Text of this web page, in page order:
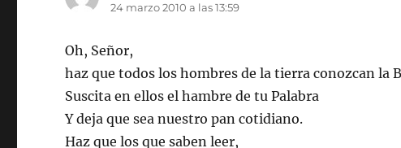
24 marzo 2010 a las 13:59
Oh, Señor,
haz que todos los hombres de la tierra conozcan la
Suscita en ellos el hambre de tu Palabra
Y deja que sea nuestro pan cotidiano.
Haz que los que saben leer,